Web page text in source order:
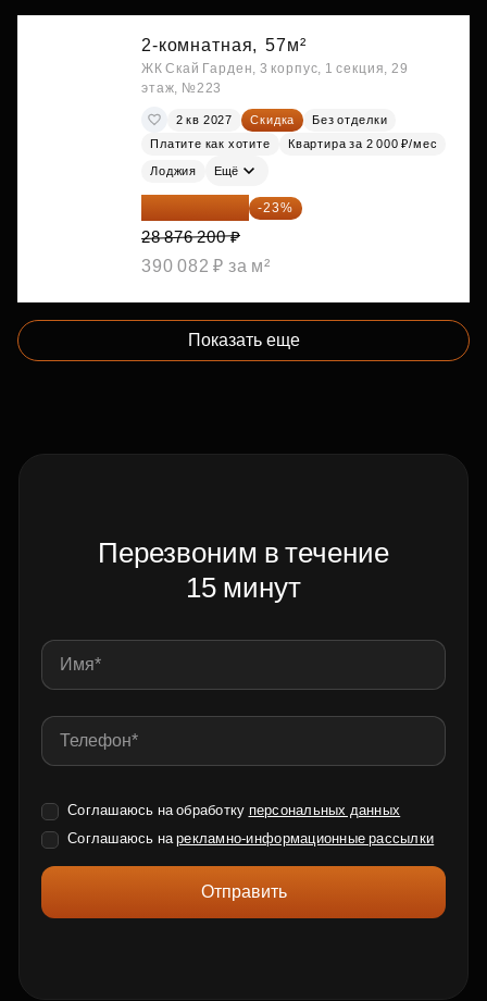
2-комнатная, 57м²
ЖК Скай Гарден, 3 корпус, 1 секция, 29
этаж, №223
2 кв 2027 Скидка
Без отделки
Платите как хотите
Квартира за 2 000 ₽/мес
Лоджия Ещё
22 234 674 ₽ -23%
28 876 200 ₽
390 082 ₽ за м²
Показать еще
Перезвоним в течение
15 минут
Соглашаюсь на обработку персональных данных
Соглашаюсь нарекламно-информационные рассылки
Отправить